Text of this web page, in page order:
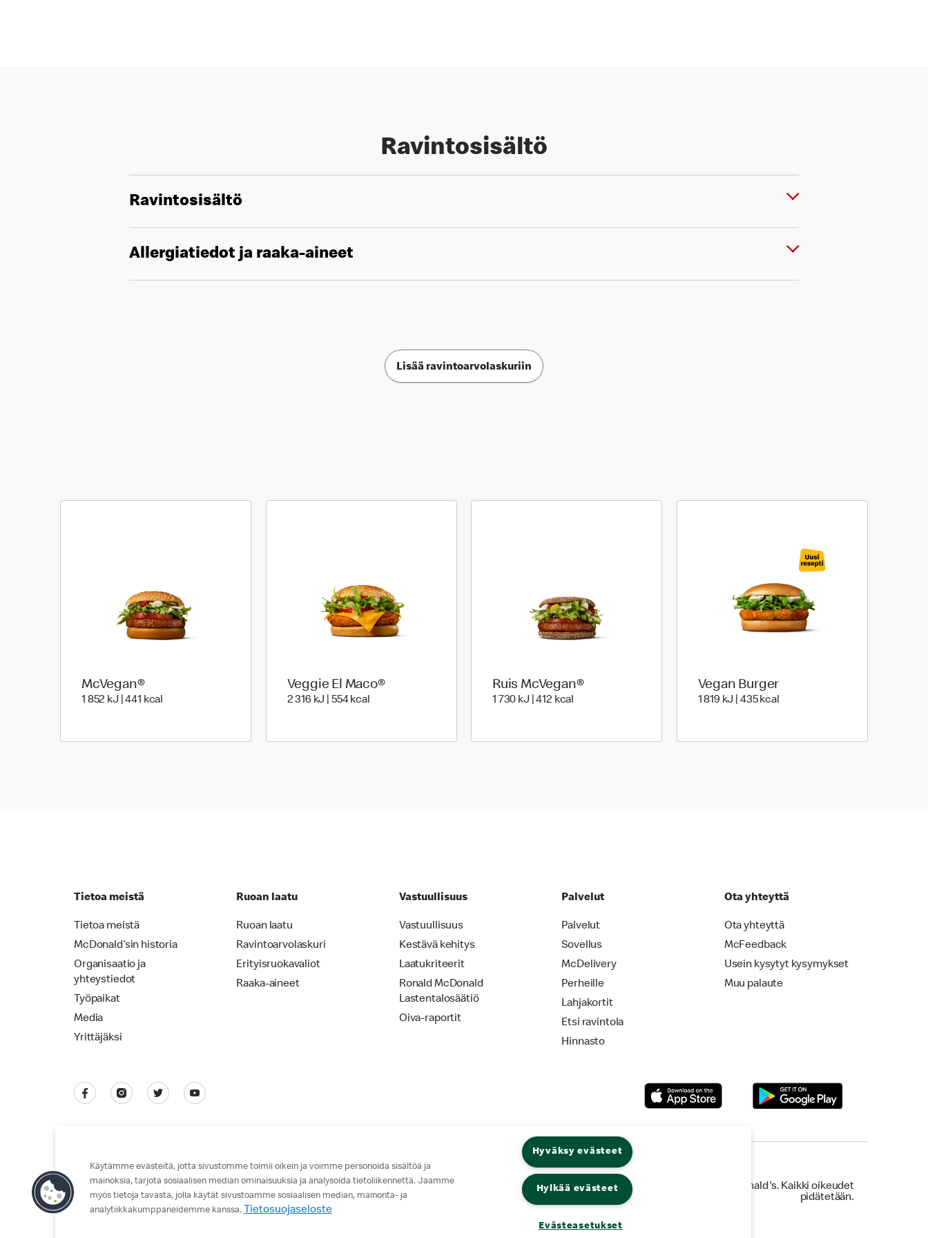
Ravintosisältö
Ravintosisältö
Allergiatiedot ja raaka-aineet
Lisää ravintoarvolaskuriin
McVegan®
1 852 kJ | 441 kcal
Veggie El Maco®
2 316 kJ | 554 kcal 2 316 Energia | 554 Energia
Ruis McVegan®
1 730 kJ | 412 kcal
Vegan Burger
1 819 kJ | 435 kcal
Tietoa meistä
Tietoa meistä
McDonald’sin historia
Organisaatio ja
yhteystiedot
Työpaikat
Media
Yrittäjäksi
Ruoan laatu
Ruoan laatu
Ravintoarvolaskuri
Erityisruokavaliot
Raaka-aineet
Vastuullisuus
Vastuullisuus
Kestävä kehitys
Laatukriteerit
Ronald McDonald
Lastentalosäätiö
Oiva-raportit
Palvelut
Palvelut
Sovellus
McDelivery
Perheille
Lahjakortit
Etsi ravintola
Hinnasto
Ota yhteyttä
Ota yhteyttä
McFeedback
Usein kysytyt kysymykset
Muu palaute
Tietosuojaseloste Käyttöehdot
© 2026 McDonald's. Kaikki oikeudet
pidätetään.
Käytämme evästeitä, jotta sivustomme toimii oikein ja voimme personoida sisältöä ja
mainoksia, tarjota sosiaalisen median ominaisuuksia ja analysoida tietoliikennettä. Jaamme
myös tietoja tavasta, jolla käytät sivustoamme sosiaalisen median, mainonta- ja
analytiikkakumppaneidemme kanssa.
Tietosuojaseloste
Hyväksy evästeet
Hylkää evästeet
Evästeasetukset